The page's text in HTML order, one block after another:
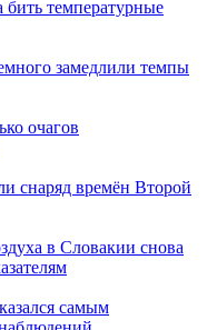
температурные
замедлили темпы
очагов
снаряд времён Второй
в Словакии снова
самым